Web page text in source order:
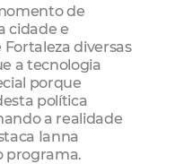
de
cidade e
diversas
a tecnologia
porque
política
a realidade
Ianna
programa.